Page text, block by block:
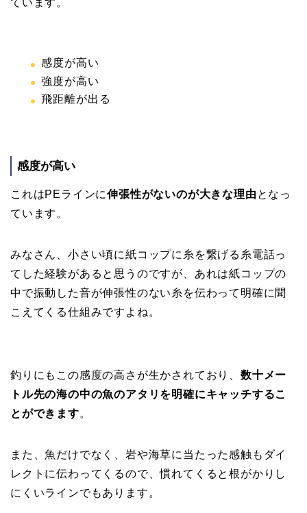
ています。
感度が高い
強度が高い
飛距離が出る
感度が高い
これはPEラインに伸張性がないのが大きな理由 となっ
ています。
みなさん、小さい頃に紙コップに糸を繋げる糸電話っ
てした経験があると思うのですが、あれは紙コップの
中で振動した音が伸張性のない糸を伝わって明確に聞
こえてくる仕組みですよね。
釣りにもこの感度の高さが生かされており、 数十メー
トル先の海の中の魚のアタリを明確にキャッチするこ
とができます。
また、魚だけでなく、岩や海草に当たった感触もダイ
レクトに伝わってくるので、慣れてくると根がかりし
にくいラインでもあります。